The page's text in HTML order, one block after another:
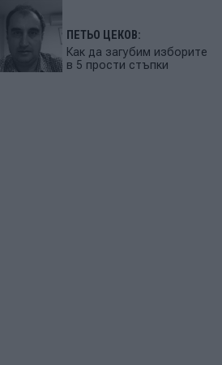
ПЕТЬО ЦЕКОВ:
Как да загубим изборите
в 5 прости стъпки